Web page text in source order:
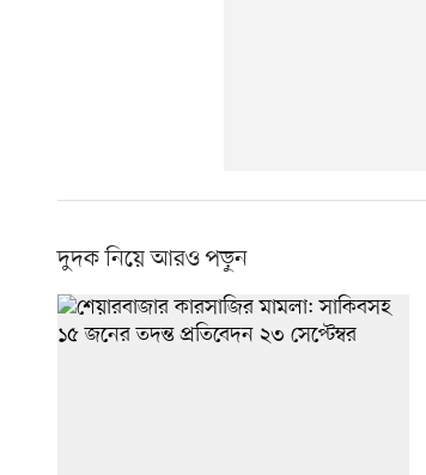
দুদক নিয়ে আরও পড়ুন